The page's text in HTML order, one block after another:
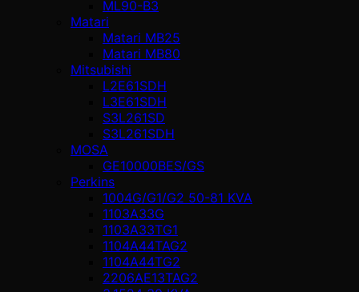
ML90-B3
Matari
Matari MB25
Matari MB80
Mitsubishi
L2E61SDH
L3E61SDH
S3L261SD
S3L261SDH
MOSA
GE10000BES/GS
Perkins
1004G/G1/G2 50-81 KVA
1103A33G
1103A33TG1
1104A44TAG2
1104A44TG2
2206AE13TAG2